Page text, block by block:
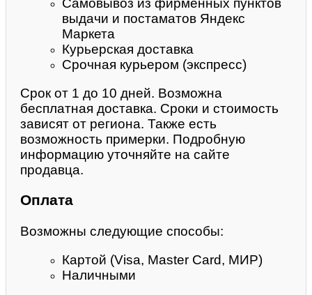
Самовывоз из фирменных пунктов
выдачи и постаматов Яндекс
Маркета
Курьерская доставка
Срочная курьером (экспресс)
Срок от 1 до 10 дней. Возможна
бесплатная доставка. Сроки и стоимость
зависят от региона. Также есть
возможность примерки. Подробную
информацию уточняйте на сайте
продавца.
Оплата
Возможны следующие способы:
Картой (Visa, Master Card, МИР)
Наличными